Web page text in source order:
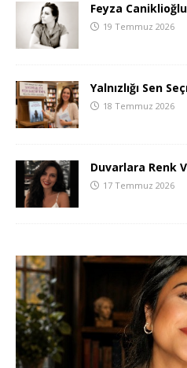
Feyza
19 Temmuz 2026
Yalnızlığı Sen
18 Temmuz 2026
Duvarlara Renk
17 Temmuz 2026